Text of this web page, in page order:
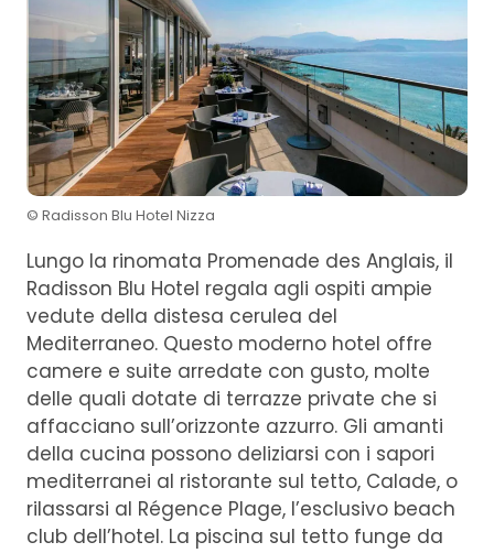
© Radisson Blu Hotel Nizza
Lungo la rinomata Promenade des Anglais, il
Radisson Blu Hotel regala agli ospiti ampie
vedute della distesa cerulea del
Mediterraneo. Questo moderno hotel offre
camere e suite arredate con gusto, molte
delle quali dotate di terrazze private che si
affacciano sull’orizzonte azzurro. Gli amanti
della cucina possono deliziarsi con i sapori
mediterranei al ristorante sul tetto, Calade, o
rilassarsi al Régence Plage, l’esclusivo beach
club dell’hotel. La piscina sul tetto funge da